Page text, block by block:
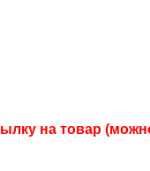
на товар